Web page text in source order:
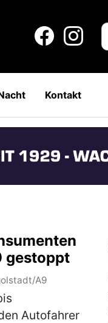
Kontakt
gestoppt
A9
Autofahrer